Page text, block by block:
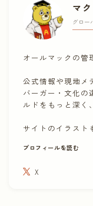
マ
グロー
オールマックの管
公式情報や現地メ
バーガー・文化の
ルドをもっと深く
サイトのイラスト
プロフィールを読む
X